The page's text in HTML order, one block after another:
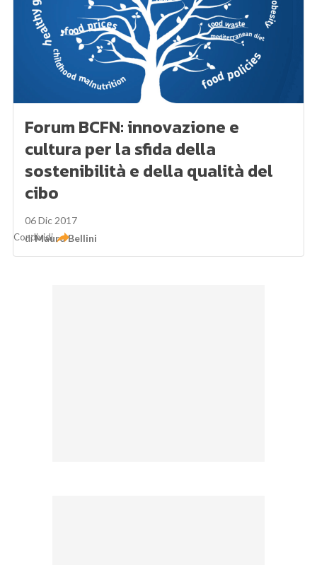
Forum BCFN: innovazione e
cultura per la sfida della
sostenibilità e della qualità del
cibo
06 Dic 2017
diMauro Bellini
Condividi